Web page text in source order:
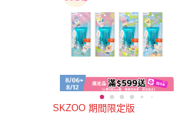
SKZOO 期間限定版